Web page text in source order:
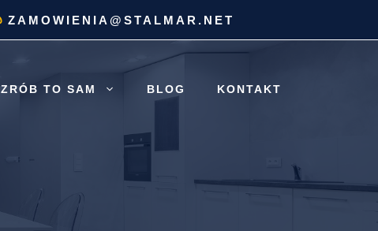
ZAMOWIENIA@STALMAR.NET
ZRÓB TO SAM BLOG KONTAKT